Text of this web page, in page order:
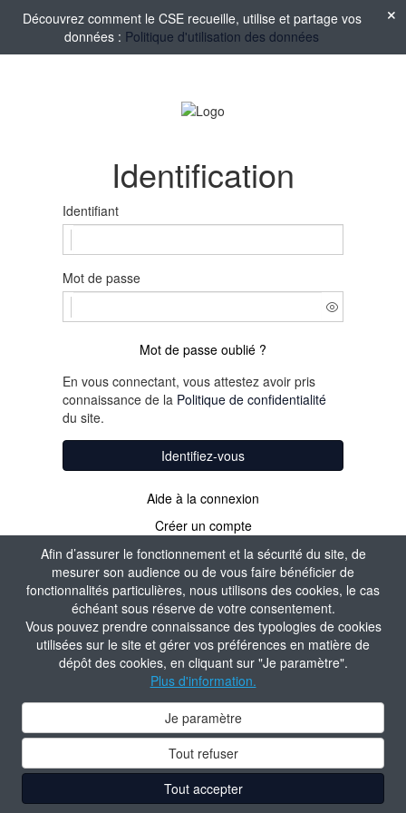
Afin d’assurer le fonctionnement et la sécurité du site, de
mesurer son audience ou de vous faire bénéficier de
fonctionnalités particulières, nous utilisons des cookies, le cas
échéant sous réserve de votre consentement.
Vous pouvez prendre connaissance des typologies de cookies
utilisées sur le site et gérer vos préférences en matière de
dépôt des cookies, en cliquant sur "Je paramètre".
Plus d'information.
Je paramètre
Tout refuser
Tout accepter
Découvrez comment le CSE recueille, utilise et partage vos
données : Politique d'utilisation des données
Identification
Identifiant
Mot de passe
Mot de passe oublié ?
En vous connectant, vous attestez avoir pris
connaissance de la Politique de confidentialité
du site.
Identifiez-vous
Aide à la connexion
Créer un compte